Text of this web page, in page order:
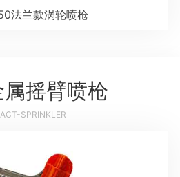
法兰款涡轮喷枪
摇臂喷枪
SPRINKLER